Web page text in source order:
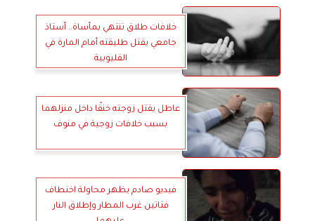
خلافات طلاق تنتهي بمأساة.. أستاذ
جامعي يقتل طليقته أمام المارة في
القليوبية
عاطل يقتل زوجته خنقًا داخل منزلهما
بسبب خلافات زوجية في منوف
فيديو صادم يظهر محاولة اختطاف
فتاتين غرب المطار وإطلاق النار